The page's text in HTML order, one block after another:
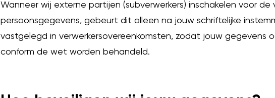
Wanneer wij externe partijen (subverwerkers) inschakelen voor de
persoonsgegevens, gebeurt dit alleen na jouw schriftelijke
vastgelegd in verwerkersovereenkomsten, zodat jouw gegevens
conform de wet worden behandeld.